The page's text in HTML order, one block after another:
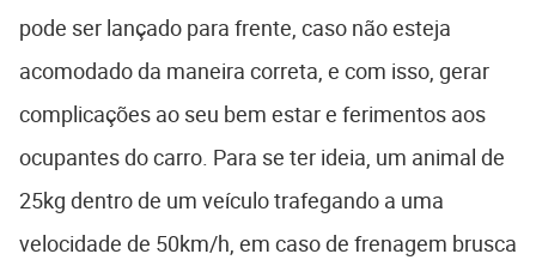
pode ser lançado para frente, caso não esteja
acomodado da maneira correta, e com isso, gerar
complicações ao seu bem estar e ferimentos aos
ocupantes do carro. Para se ter ideia, um animal de
25kg dentro de um veículo trafegando a uma
velocidade de 50km/h, em caso de frenagem brusca